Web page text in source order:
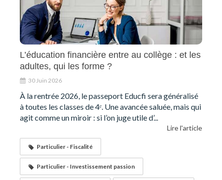
L’éducation financière entre au collège : et les
adultes, qui les forme ?
30 Juin 2026
À la rentrée 2026, le passeport Educfi sera généralisé
à toutes les classes de 4ᵉ. Une avancée saluée, mais qui
agit comme un miroir : si l’on juge utile d’...
Lire l'article
Particulier - Fiscalité
Particulier - Investissement passion